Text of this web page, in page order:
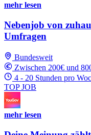
mehr lesen
Nebenjob von
Umfragen
Bundesweit
Zwischen 200€ und
4 - 20 Stunden pro
TOP JOB
mehr lesen